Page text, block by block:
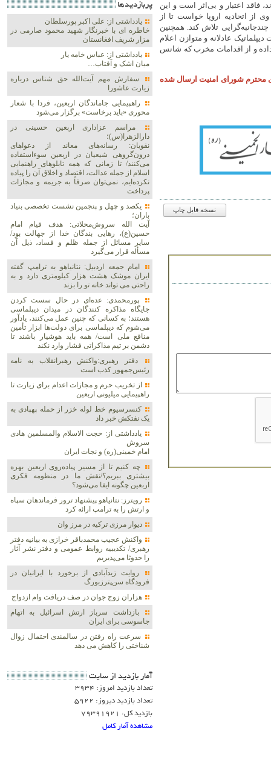
به موجب قطعنامه ۲۲۳۱ (۲۰۱۵) لغو شده‌اند، فاقد اعتبار و بی‌اثر است و این
در ۱۸ اکتبر ۲۰۲۵ منقضی گردد. وی از اتحادیه اروپا خواست تا از
تلاش کند. همچنین
عادلانه و متوازن اعلام
و از اقدامات مخرب که شانس
محترم شورای امنیت ارسال شده
نسخه قابل چاپ
پربازديدها
یادداشتی از: علی اکبر پورسلطان
خاطره ای با خبرنگار شهید محمود صارمی در
مزار شریف افغانستان
یادداشتی از: عباس خامه یار
میان اشک و آفتاب…
سفارش مهم آیت‌الله حق شناس درباره
زیارت عاشورا
راهپیمایی جاماندگان اربعین، فردا با شعار
محوری «باید برخاست» برگزار می‌شود
مراسم عزاداری اربعین حسینی در
دارالزهرا(س)؛
نقویان: رسانه‌های معاند از دعواهای
درون‌گروهی شیعیان در اربعین سوءاستفاده
می‌کنند/ تا زمانی که همه تابلوهای راهنمایی
اسلام از جمله عدالت، اقتصاد و اخلاق آن را پیاده
نکرده‌ایم، نمی‌توان صرفاً به جریمه و مجازات
پرداخت
یکصد و چهل و پنجمین نشست تخصصی بنیاد
باران؛
آیت الله سروش‌محلاتی: هدف قیام امام
حسین(ع)، رهایی بندگان خدا از جهالت بود/
سایر مسائل از جمله ظلم و فساد، ذیل آن
مسأله قرار می‌گیرد
امام جمعه اردبیل: نتانیاهو به ترامپ گفته
ایران موشک هشت هزار کیلومتری دارد و به
راحتی می تواند خانه تو را بزند
پورمحمدی: عده‌ای در حال سست کردن
جایگاه مذاکره کنندگان در میدان دیپلماسی
هستند؛ به کسانی که چنین عمل می‌کنند، یادآور
می‌شوم که دیپلماسی برای دولت‌ها ابزار تأمین
منافع ملی است/ همه باید هوشیار باشند تا
دشمن بر تیم مذاکراتی فشار وارد نکند
دفتر رهبری:واکنش رهبرانقلاب به نامه
رئیس‌جمهور کذب است
از تخریب حرم و مجازات اعدام برای زیارت تا
راهپیمایی میلیونی اربعین
کنسرسیوم خط لوله خزر از حمله پهپادی به
یک نفتکش خبر داد
یادداشتی از: حجت الاسلام والمسلمین هادی
سروش
امام خمینی(ره) و نجات ایران
چه کنیم تا از مسیر پیاده‌روی اربعین بهره
بیشتری ببریم؟/نقش ما در منظومه فکری
اربعین چگونه ایفا می‌شود؟
رویترز: نتانیاهو پیشنهاد ترور فرماندهان سپاه
و ارتش را به ترامپ ارائه کرد
دیوار مرزی ترکیه در مرز وان
واکنش عجیب محمدباقر خرازی به بیانیه دفتر
رهبری/ تکذیبیه روابط عمومی و دفتر نشر آثار
را حدوثا می‌پذیریم
روایت زیدآبادی از برخورد با ایرانیان در
فرودگاه سن‌پترزبورگ
هزاران زوج‌ جوان در صف دریافت وام ازدواج
بازداشت سرباز ارتش اسرائیل به اتهام
جاسوسی برای ایران
سرعت راه رفتن در سالمندی احتمال زوال
شناختی را کاهش می دهد
آمار بازديد از سايت
تعداد بازدید امروز: 3934
تعداد بازدید دیروز: 5922
بازدید کل: 79391921
مشاهده آمار کامل